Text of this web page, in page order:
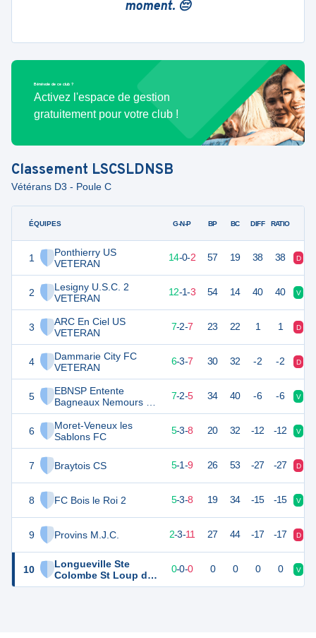
moment. 😔
Bénévole de ce club ?
Activez l'espace de gestion
gratuitement pour votre club !
Classement LSCSLDNSB
Vétérans D3 - Poule C
ÉQUIPES
1
Ponthierry US
VETERAN
2
Lesigny U.S.C. 2
VETERAN
3
ARC En Ciel US
VETERAN
4
Dammarie City FC
VETERAN
5
EBNSP Entente
Bagneaux Nemours St
Pierre VETERAN
6
Moret-Veneux les
Sablons FC
7 Braytois CS
8 FC Bois le Roi 2
9 Provins M.J.C.
10
Longueville Ste
Colombe St Loup de
Naud Soisy Bouy 2
G-N-P BP BC DIFF RATIO
14-0-2 57 19 38 38 D
37 12-1-3 54 14 40 40 V
23 7-2-7 23 22 1 1 D
21 6-3-7 30 32 -2 -2 D
7-2-5 34 40 -6 -6 V
18 5-3-8 20 32 -12 -12 V
5-1-9 26 53 -27 -27 D
12 5-3-8 19 34 -15 -15 V
2-3-11 27 44 -17 -17 D
0 0-0-0 0 0 0 0 V